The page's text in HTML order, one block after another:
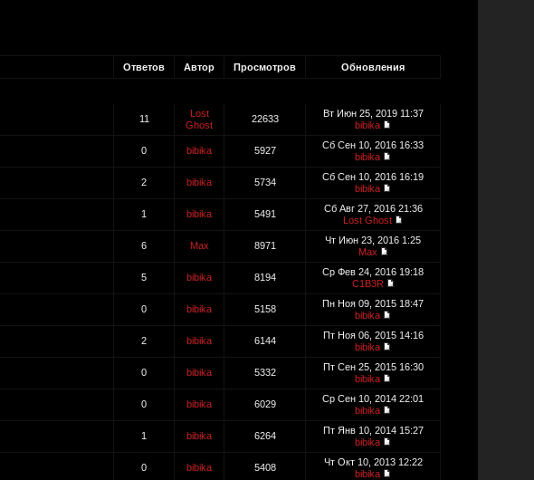
Ответов Автор Просмотров Обновления
11
Lost
Ghost
22633
Вт Июн 25, 2019 11:37
bibika
0 bibika 5927
Сб Сен 10, 2016 16:33
bibika
2 bibika 5734
Сб Сен 10, 2016 16:19
bibika
1 bibika 5491
Сб Авг 27, 2016 21:36
Lost Ghost
6 Max 8971
Чт Июн 23, 2016 1:25
Max
5 bibika 8194
Ср Фев 24, 2016 19:18
C1B3R
0 bibika 5158
Пн Ноя 09, 2015 18:47
bibika
2 bibika 6144
Пт Ноя 06, 2015 14:16
bibika
0 bibika 5332
Пт Сен 25, 2015 16:30
bibika
0 bibika 6029
Ср Сен 10, 2014 22:01
bibika
1 bibika 6264
Пт Янв 10, 2014 15:27
bibika
0 bibika 5408
Чт Окт 10, 2013 12:22
bibika